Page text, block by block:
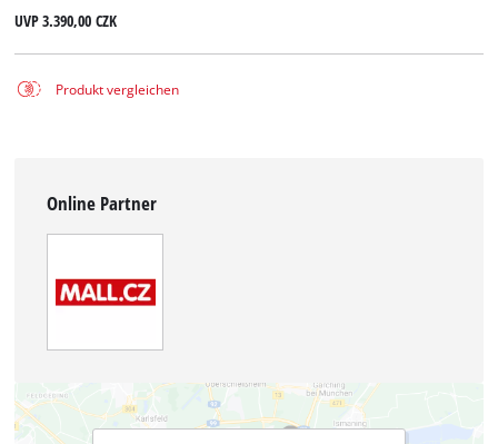
UVP3.390,00 CZK
Produkt vergleichen
Online Partner